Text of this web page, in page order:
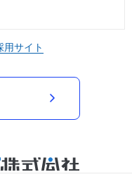
用サイト